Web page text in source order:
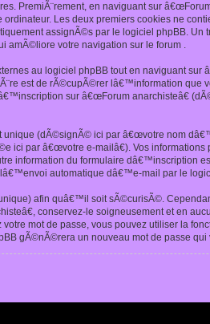
PremiÃ¨rement, en naviguant sur
ordinateur. Les deux premiers cookies ne
assignÃ©s par le logiciel phpBB.
amÃ©liore votre navigation sur le forum .
au logiciel phpBB tout en naviguant
est de rÃ©cupÃ©rer lâ€™information
sur â€œForum anarchisteâ€
unique (dÃ©signÃ© ici par â€œvotre nom
ici par â€œvotre e-mailâ€). Vos
information du formulaire dâ€™inscription
automatique dâ€™e-mail par le
afin quâ€™il soit sÃ©curisÃ©.
conservez-le soigneusement et en
mot de passe, vous pouvez utiliser la
gÃ©nÃ©rera un nouveau mot de passe qui